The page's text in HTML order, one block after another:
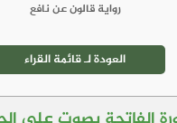
رواية قالون عن نافع
العودة لـ قائمة القراء